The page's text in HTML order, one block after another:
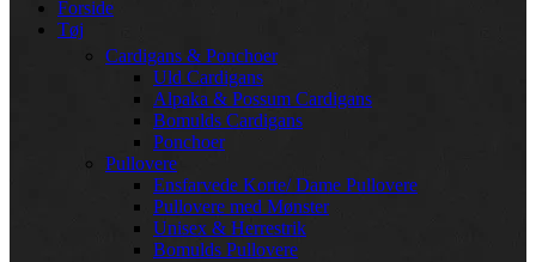
Forside
Tøj
Cardigans & Ponchoer
Uld Cardigans
Alpaka & Possum Cardigans
Bomulds Cardigans
Ponchoer
Pullovere
Ensfarvede Korte/ Dame Pullovere
Pullovere med Mønster
Unisex & Herrestrik
Bomulds Pullovere